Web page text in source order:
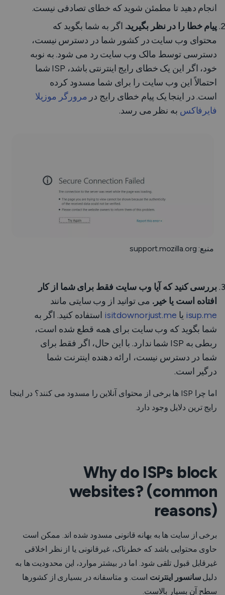
انجام دهید تا مطمئن شوید که خطای تصادفی نیست.
پیام خطا را در نظر بگیرید. اگر به شما بگوید که
محتوای وب سایت در کشور شما در دسترس نیست،
دسترسی توسط مالک وب سایت رد می شود. به نوبه
خود، اگر این یک خطای رایج اینترنتی باشد، ISP شما
احتمالاً این وب سایت را برای شما مسدود کرده
است. در اینجا یک پیام خطای رایج در مرورگر موزیلا
فایرفاکس به نظر می رسد.
منبع: support.mozilla.org
بررسی کنید که آیا وب سایت فقط برای شما از کار
افتاده است یا خیر. می توانید از وب سایتی مانند
isup.me یا isitdownorjust.me استفاده کنید. اگر به
شما بگوید که وب سایت برای همه قطع شده است،
ربطی به ISP شما ندارد. با این حال، اگر فقط برای
شما در دسترس نیست، ارائه دهنده اینترنت شما
درگیر است.
اما چرا ISP ها برخی از محتوای آنلاین را مسدود می کنند؟ در اینجا
رایج ترین دلایل وجود دارد.
Why do ISPs block
websites? (common
reasons)
برخی از سایت ها به بهانه قانونی مسدود شده اند. ممکن است
حاوی محتوایی باشد که خطرناک، غیرقانونی یا از نظر اخلاقی
غیرقابل قبول تلقی شود. اما در بیشتر موارد، این محدودیت ها به
دلیلسانسور اینترنت است. و متاسفانه در بسیاری از کشورها
سطح آن بسیار بالاست.